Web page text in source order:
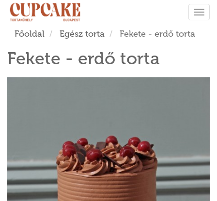
Főoldal Egész torta Fekete - erdő torta
Fekete - erdő torta